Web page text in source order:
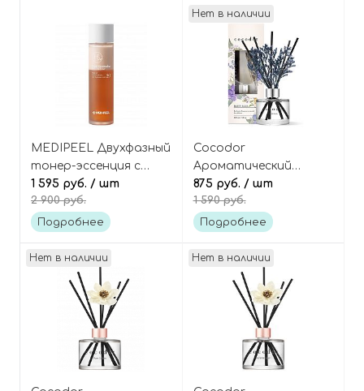
MEDIPEEL Двухфазный
тонер-эссенция с
чаем комбуча Hyal
Kombucha Tea-Tox
Toner
1 595 руб. / шт
2 900 руб.
Подробнее
Нет в наличии
Cocodor
Ароматический
диффузор для дома
[April Fresh -
Апрельская Свежесть]
Diffuser
875 руб. / шт
1 590 руб.
Подробнее
Нет в наличии Нет в наличии